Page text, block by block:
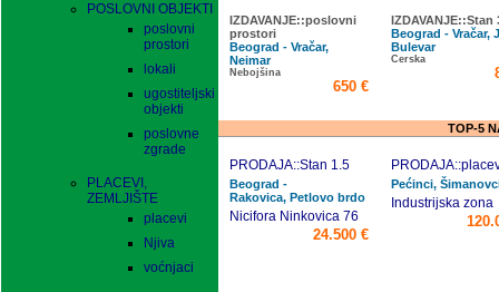
POSLOVNI OBJEKTI
poslovni
prostori
lokali
ugostiteljski
objekti
poslovne
zgrade
PLACEVI,
ZEMLJIŠTE
placevi
Njiva
voćnjaci
IZDAVANJE::poslovni
prostori
Beograd - Vračar,
Neimar
Nebojšina
650 €
IZDAVANJE::Stan
Beograd - Vračar,
Bulevar
Cerska
TOP-5
PRODAJA::Stan 1.5
Beograd -
Rakovica, Petlovo brdo
Nicifora Ninkovica 76
24.500 €
Pećinci,
Industrijska zona